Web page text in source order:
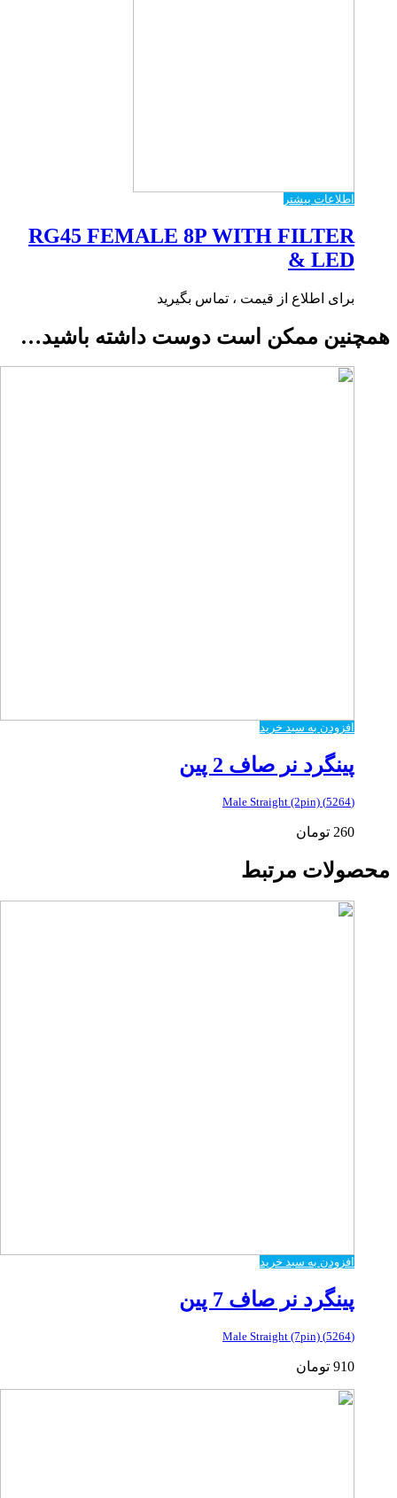
اطلاعات بیشتر
RG45 FEMALE 8P WITH FILTER
& LED
برای اطلاع از قیمت ، تماس بگیرید
همچنین ممکن است دوست داشته باشید…
افزودن به سبد خرید
پینگرد نر صاف 2 پین
(5264) Male Straight (2pin)
260 تومان
محصولات مرتبط
افزودن به سبد خرید
پینگرد نر صاف 7 پین
(5264) Male Straight (7pin)
910 تومان